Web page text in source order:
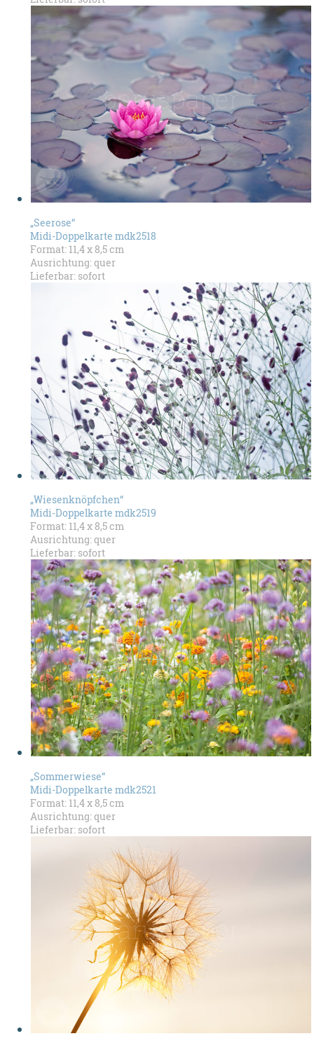
„Seerose“
Midi-Doppelkarte mdk2518
Format: 11,4 x 8,5 cm
Ausrichtung: quer
Lieferbar: sofort
„Wiesenknöpfchen“
Midi-Doppelkarte mdk2519
Format: 11,4 x 8,5 cm
Ausrichtung: quer
Lieferbar: sofort
„Sommerwiese“
Midi-Doppelkarte mdk2521
Format: 11,4 x 8,5 cm
Ausrichtung: quer
Lieferbar: sofort